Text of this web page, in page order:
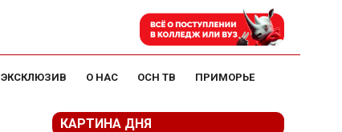
ЭКСКЛЮЗИВ О НАС ОСН ТВ ПРИМОРЬЕ
КАРТИНА ДНЯ